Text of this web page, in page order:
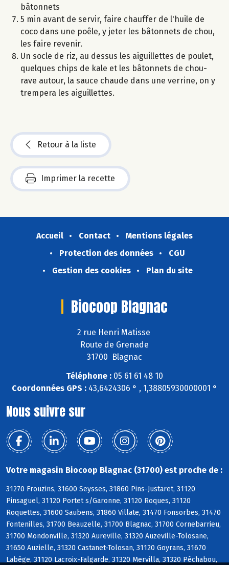
bâtonnets
5 min avant de servir, faire chauffer de l'huile de
coco dans une poêle, y jeter les bâtonnets de chou,
les faire revenir.
Un socle de riz, au dessus les aiguillettes de poulet,
quelques chips de kale et les bâtonnets de chou-
rave autour, la sauce chaude dans une verrine, on y
trempera les aiguillettes.
Retour à la liste
Imprimer la recette
Accueil Contact
Mentions légales
Protection des données
CGU
Gestion des cookies
Plan du site
Biocoop Blagnac
2 rue Henri Matisse
Route de Grenade
31700 Blagnac
Téléphone : 05 61 61 48 10
Coordonnées GPS : 43,6424306 ° , 1,38805930000001 °
Nous suivre sur
Votre magasin Biocoop Blagnac (31700) est proche de :
31270 Frouzins, 31600 Seysses, 31860 Pins-Justaret, 31120
Pinsaguel, 31120 Portet s/Garonne, 31120 Roques, 31120
Roquettes, 31600 Saubens, 31860 Villate, 31470 Fonsorbes, 31470
Fontenilles, 31700 Beauzelle, 31700 Blagnac, 31700 Cornebarrieu,
31700 Mondonville, 31320 Aureville, 31320 Auzeville-Tolosane,
31650 Auzielle, 31320 Castanet-Tolosan, 31120 Goyrans, 31670
Labège, 31120 Lacroix-Falgarde, 31320 Mervilla, 31320 Péchabou,